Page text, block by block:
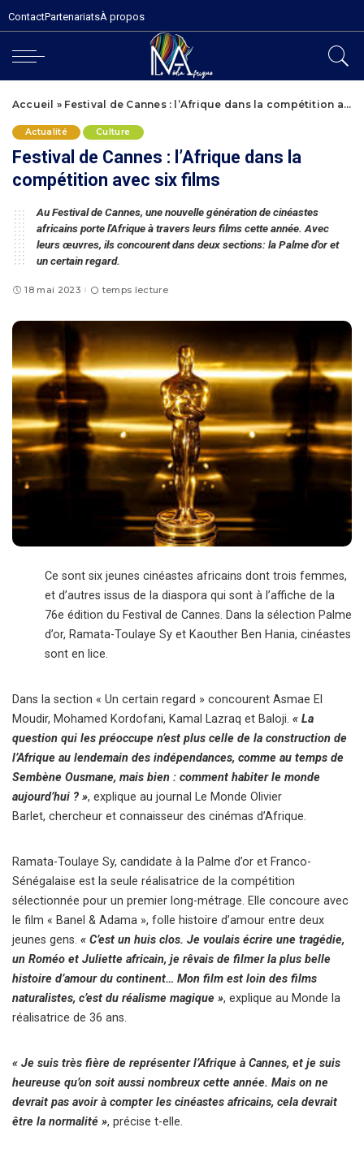
ContactPartenariatsÀ propos
Accueil » Festival de Cannes : l’Afrique dans la compétition avec six films
Actualité Culture
Festival de Cannes : l’Afrique dans la
compétition avec six films
Au Festival de Cannes, une nouvelle génération de cinéastes
africains porte l'Afrique à travers leurs films cette année. Avec
leurs œuvres, ils concourent dans deux sections: la Palme d'or et
un certain regard.
18 mai 2023 temps lecture
Ce sont six jeunes cinéastes africains dont trois femmes,
et d’autres issus de la diaspora qui sont à l’affiche de la
76e édition du Festival de Cannes. Dans la sélection Palme
d’or, Ramata-Toulaye Sy et Kaouther Ben Hania, cinéastes
sont en lice.
Dans la section « Un certain regard » concourent Asmae El
Moudir, Mohamed Kordofani, Kamal Lazraq et Baloji. « La
question qui les préoccupe n’est plus celle de la construction de
l’Afrique au lendemain des indépendances, comme au temps de
Sembène Ousmane, mais bien : comment habiter le monde
aujourd’hui ? », explique au journal Le Monde Olivier
Barlet, chercheur et connaisseur des cinémas d’Afrique.
Ramata-Toulaye Sy, candidate à la Palme d’or et Franco-
Sénégalaise est la seule réalisatrice de la compétition
sélectionnée pour un premier long-métrage. Elle concoure avec
le film « Banel & Adama », folle histoire d’amour entre deux
jeunes gens. « C’est un huis clos. Je voulais écrire une tragédie,
un Roméo et Juliette africain, je rêvais de filmer la plus belle
histoire d’amour du continent… Mon film est loin des films
naturalistes, c’est du réalisme magique », explique au Monde la
réalisatrice de 36 ans.
« Je suis très fière de représenter l’Afrique à Cannes, et je suis
heureuse qu’on soit aussi nombreux cette année. Mais on ne
devrait pas avoir à compter les cinéastes africains, cela devrait
être la normalité », précise t-elle.